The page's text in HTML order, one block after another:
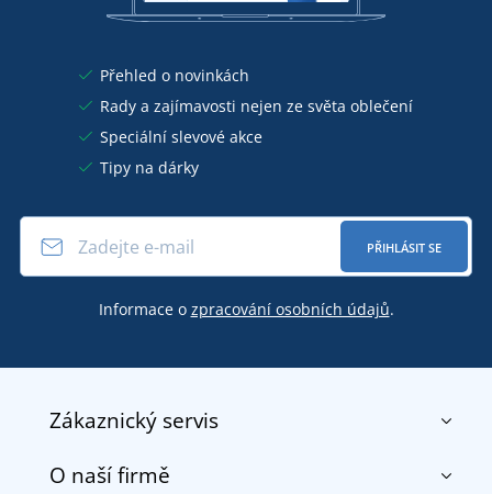
Přehled o novinkách
Rady a zajímavosti nejen ze světa oblečení
Speciální slevové akce
Tipy na dárky
PŘIHLÁSIT SE
Informace o zpracování osobních údajů.
Zákaznický servis
Kontakt
O naší firmě